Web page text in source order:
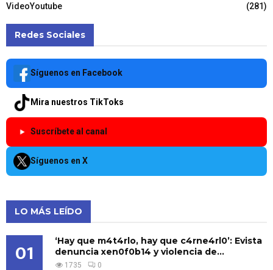
VideoYoutube
(281)
Redes Sociales
Síguenos en Facebook
Mira nuestros TikToks
Suscríbete al canal
Síguenos en X
LO MÁS LEÍDO
01
‘Hay que m4t4rlo, hay que c4rne4rl0’: Evista
denuncia xen0f0b14 y violencia de...
1735 0